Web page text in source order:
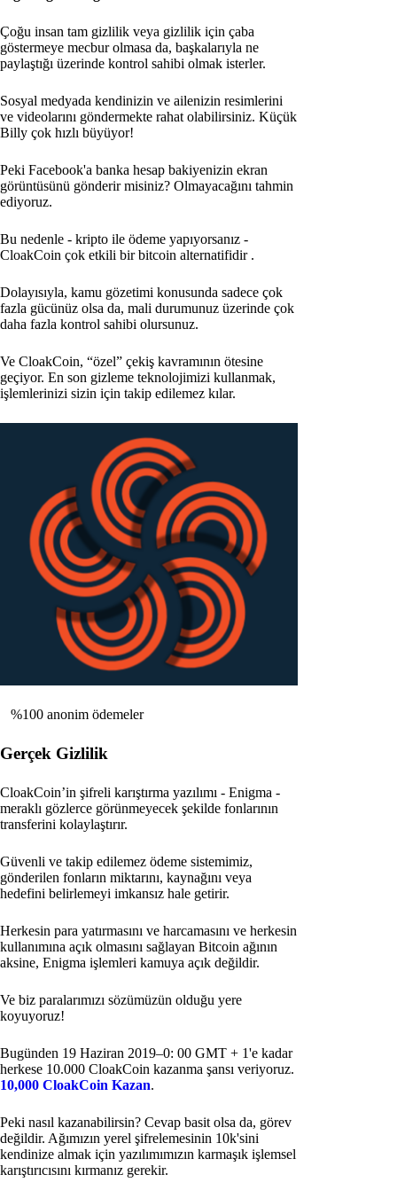
Çoğu insan tam gizlilik veya gizlilik için çaba
göstermeye mecbur olmasa da, başkalarıyla ne
paylaştığı üzerinde kontrol sahibi olmak isterler.
Sosyal medyada kendinizin ve ailenizin resimlerini
ve videolarını göndermekte rahat olabilirsiniz. Küçük
Billy çok hızlı büyüyor!
Peki Facebook'a banka hesap bakiyenizin ekran
görüntüsünü gönderir misiniz? Olmayacağını tahmin
ediyoruz.
Bu nedenle - kripto ile ödeme yapıyorsanız -
CloakCoin çok etkili bir bitcoin alternatifidir .
Dolayısıyla, kamu gözetimi konusunda sadece çok
fazla gücünüz olsa da, mali durumunuz üzerinde çok
daha fazla kontrol sahibi olursunuz.
Ve CloakCoin, “özel” çekiş kavramının ötesine
geçiyor. En son gizleme teknolojimizi kullanmak,
işlemlerinizi sizin için takip edilemez kılar.
%100 anonim ödemeler
Gerçek Gizlilik
CloakCoin’in şifreli karıştırma yazılımı - Enigma -
meraklı gözlerce görünmeyecek şekilde fonlarının
transferini kolaylaştırır.
Güvenli ve takip edilemez ödeme sistemimiz,
gönderilen fonların miktarını, kaynağını veya
hedefini belirlemeyi imkansız hale getirir.
Herkesin para yatırmasını ve harcamasını ve herkesin
kullanımına açık olmasını sağlayan Bitcoin ağının
aksine, Enigma işlemleri kamuya açık değildir.
Ve biz paralarımızı sözümüzün olduğu yere
koyuyoruz!
Bugünden 19 Haziran 2019–0: 00 GMT + 1'e kadar
herkese 10.000 CloakCoin kazanma şansı veriyoruz.
10,000 CloakCoin Kazan.
Peki nasıl kazanabilirsin? Cevap basit olsa da, görev
değildir. Ağımızın yerel şifrelemesinin 10k'sini
kendinize almak için yazılımımızın karmaşık işlemsel
karıştırıcısını kırmanız gerekir.